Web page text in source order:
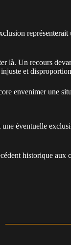
représenterait
là. Un recours
et
envenimer une
éventuelle
historique aux